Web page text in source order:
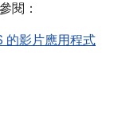
閱：
的影片應用程式